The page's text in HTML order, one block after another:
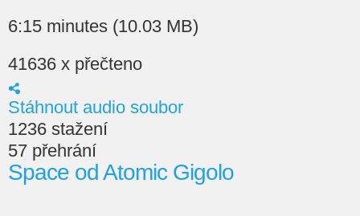
6:15 minutes (10.03 MB)
41636 x přečteno
Stáhnout audio soubor
1236 stažení
57 přehrání
Space od Atomic Gigolo